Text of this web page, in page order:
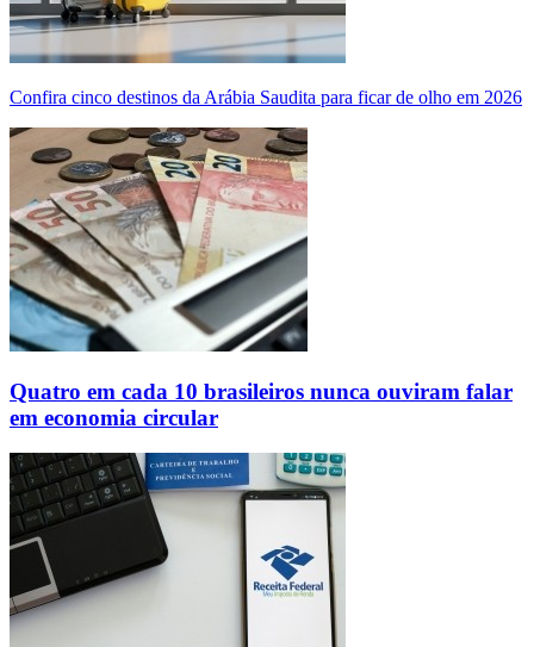
Confira cinco destinos da Arábia Saudita para ficar de olho em 2026
Quatro em cada 10 brasileiros nunca ouviram falar
em economia circular